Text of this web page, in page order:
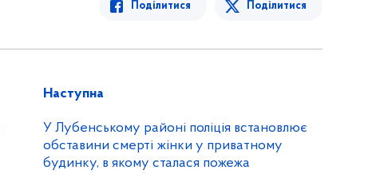
Поділитися Поділитися
Наступна
У Лубенському районі поліція встановлює
обставини смерті жінки у приватному
будинку, в якому сталася пожежа